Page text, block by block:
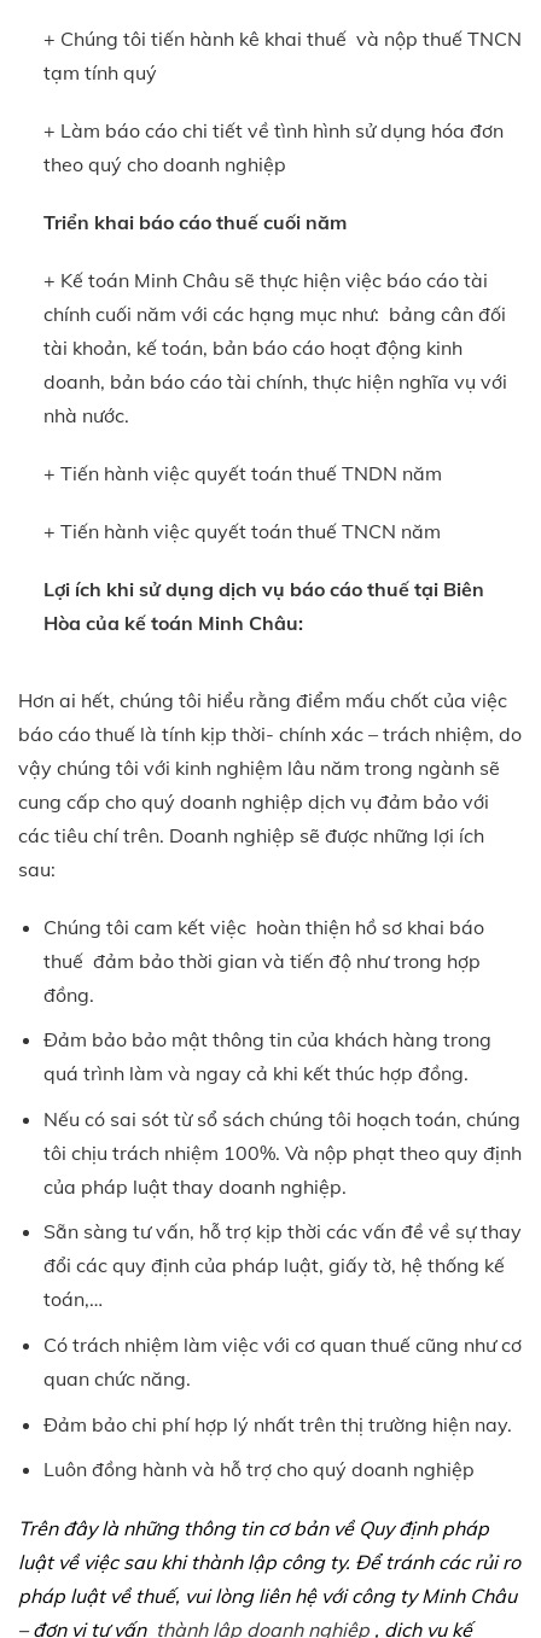
+ Chúng tôi tiến hành kê khai thuế và nộp thuế TNCN
tạm tính quý
+ Làm báo cáo chi tiết về tình hình sử dụng hóa đơn
theo quý cho doanh nghiệp
Triển khai báo cáo thuế cuối năm
+ Kế toán Minh Châu sẽ thực hiện việc báo cáo tài
chính cuối năm với các hạng mục như: bảng cân đối
tài khoản, kế toán, bản báo cáo hoạt động kinh
doanh, bản báo cáo tài chính, thực hiện nghĩa vụ với
nhà nước.
+ Tiến hành việc quyết toán thuế TNDN năm
+ Tiến hành việc quyết toán thuế TNCN năm
Lợi ích khi sử dụng dịch vụ báo cáo thuế tại Biên
Hòa của kế toán Minh Châu:
Hơn ai hết, chúng tôi hiểu rằng điểm mấu chốt của việc
báo cáo thuế là tính kịp thời- chính xác – trách nhiệm, do
vậy chúng tôi với kinh nghiệm lâu năm trong ngành sẽ
cung cấp cho quý doanh nghiệp dịch vụ đảm bảo với
các tiêu chí trên. Doanh nghiệp sẽ được những lợi ích
sau:
Chúng tôi cam kết việc hoàn thiện hồ sơ khai báo
thuế đảm bảo thời gian và tiến độ như trong hợp
đồng.
Đảm bảo bảo mật thông tin của khách hàng trong
quá trình làm và ngay cả khi kết thúc hợp đồng.
Nếu có sai sót từ sổ sách chúng tôi hoạch toán, chúng
tôi chịu trách nhiệm 100%. Và nộp phạt theo quy định
của pháp luật thay doanh nghiệp.
Sẵn sàng tư vấn, hỗ trợ kịp thời các vấn đề về sự thay
đổi các quy định của pháp luật, giấy tờ, hệ thống kế
toán,…
Có trách nhiệm làm việc với cơ quan thuế cũng như cơ
quan chức năng.
Đảm bảo chi phí hợp lý nhất trên thị trường hiện nay.
Luôn đồng hành và hỗ trợ cho quý doanh nghiệp
Trên đây là những thông tin cơ bản về Quy định pháp
luật về việc sau khi thành lập công ty. Để tránh các rủi ro
pháp luật về thuế, vui lòng liên hệ với công ty Minh Châu
– đơn vị tư vấn thành lập doanh nghiệp , dịch vụ kế